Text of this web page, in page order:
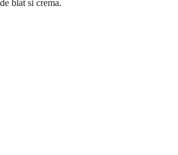
de blat si crema.